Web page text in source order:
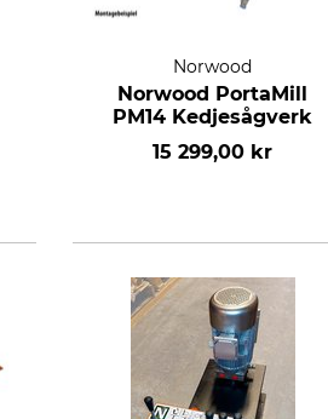
Norwood
Norwood PortaMill
PM14 Kedjesågverk
15 299,00 kr